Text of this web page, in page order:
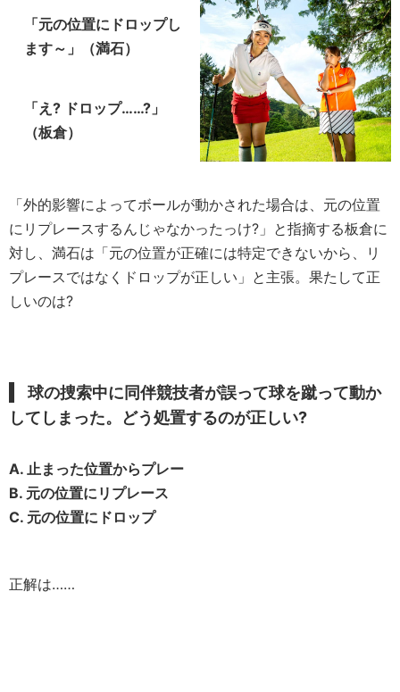
「元の位置にドロップし
ます～」（満石）
「え? ドロップ……?」
（板倉）
「外的影響によってボールが動かされた場合は、元の位置
にリプレースするんじゃなかったっけ?」と指摘する板倉に
対し、満石は「元の位置が正確には特定できないから、リ
プレースではなくドロップが正しい」と主張。果たして正
しいのは?
球の捜索中に同伴競技者が誤って球を蹴って動か
してしまった。どう処置するのが正しい?
A. 止まった位置からプレー
B. 元の位置にリプレース
C. 元の位置にドロップ
正解は……